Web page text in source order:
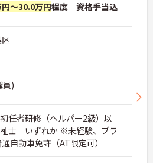
～30.0万円程度 資格手当込
員)
任者研修（ヘルパー2級）以
士 いずれか ※未経験、ブラ
自動車免許（AT限定可）